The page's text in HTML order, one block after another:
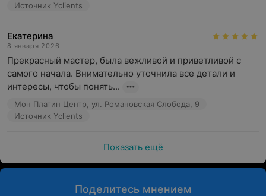
Источник Yclients
Екатерина
8 января 2026
Прекрасный мастер, была вежливой и приветливой с
самого начала. Внимательно уточнила все детали и
интересы, чтобы понять...
Мон Платин Центр, ул. Романовская Слобода, 9
Источник Yclients
Показать ещё
Поделитесь мнением